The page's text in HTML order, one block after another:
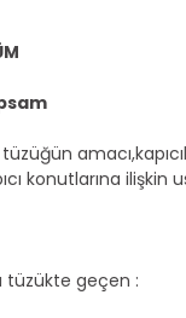
tüzüğün
konutlarına
tüzükte geçen :